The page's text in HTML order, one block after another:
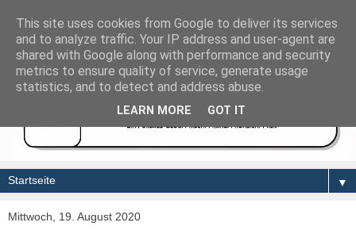
▼
Mittwoch, 19. August 2020
This site uses cookies from Google to deliver its services
and to analyze traffic. Your IP address and user-agent are
shared with Google along with performance and security
metrics to ensure quality of service, generate usage
statistics, and to detect and address abuse.
LEARN MORE GOT IT